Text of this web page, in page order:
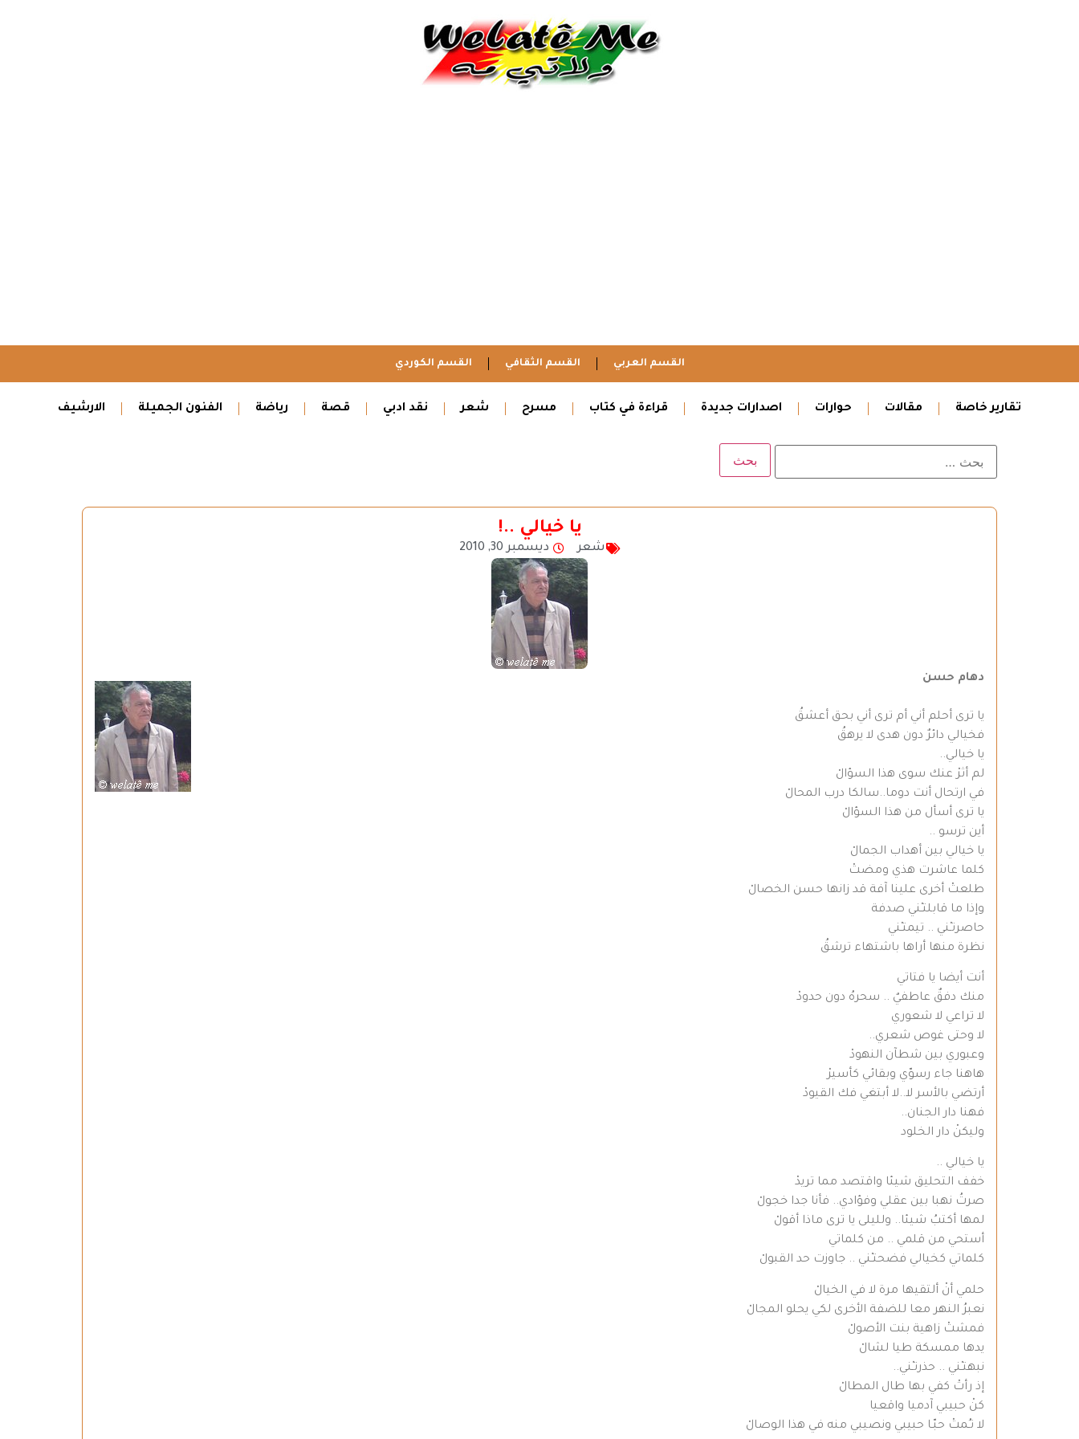
القسم العربي القسم الثقافي القسم الكوردي
تقارير خاصة مقالات حوارات اصدارات جديدة قراءة في كتاب مسرح شعر نقد ادبي قصة رياضة الفنون الجميلة الارشيف
يا خيالي ..!
شعر ديسمبر 30, 2010
دهام حسن
يا ترى أحلم أني أم ترى أني بحق أعشقُ
فخيالي دائرٌ دون هدى لا يرهقُ
يا خيالي..
لم أثرْ عنك سوى هذا السؤالْ
في ارتحال أنت دوما..سالكا درب المحالْ
يا ترى أسأل من هذا السؤالْ
أين ترسو ..
يا خيالي بين أهداب الجمالْ
كلما عاشرت هذي ومضتْ
طلعتْ أخرى علينا آفة قد زانها حسن الخصالْ
وإذا ما قابلتـْني صدفة
حاصرتـْني .. تيمتـْني
نظرة منها أراها باشتهاء ترشقُ
أنت أيضا يا فتاتي
منك دفقٌ عاطفيٌ .. سحرهُ دون حدودْ
لا تراعي لا شعوري
لا وحتى غوص شعري..
وعبوري بين شطآن النهودْ
هاهنا جاء رسوّي وبقائي كأسيرْ
أرتضي بالأسر لا..لا أبتغي فك القيودْ
فهنا دار الجنان..
وليكنْ دار الخلود
يا خيالي ..
خفف التحليق شيئا واقتصد مما تريدْ
صرتُ نهبا بين عقلي وفؤادي.. فأنا جدا خجولْ
لمها أكتبُ شيئا.. ولليلى يا ترى ماذا أقولْ
أستحي من قلمي .. من كلماتي
كلماتي كخيالي فضحتـْني .. جاوزت حد القبولْ
حلمي أنْ ألتقيها مرة لا في الخيالْ
نعبرُ النهر معا للضفة الأخرى لكي يحلو المجالْ
فمشتْ زاهية بنت الأصولْ
يدها ممسكة طيا لشالْ
نبهتـْني .. حذرتـْني..
إذ رأتْ كفي بها طال المطالْ
كنْ حبيبي آدميا واقعيا
لا تـُمتْ حبّـا حبيبي ونصيبي منه في هذا الوصالْ